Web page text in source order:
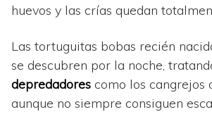
huevos y las crías quedan
Las tortuguitas bobas recién
se descubren por la noche,
depredadores como los cangrejos
aunque no siempre consiguen